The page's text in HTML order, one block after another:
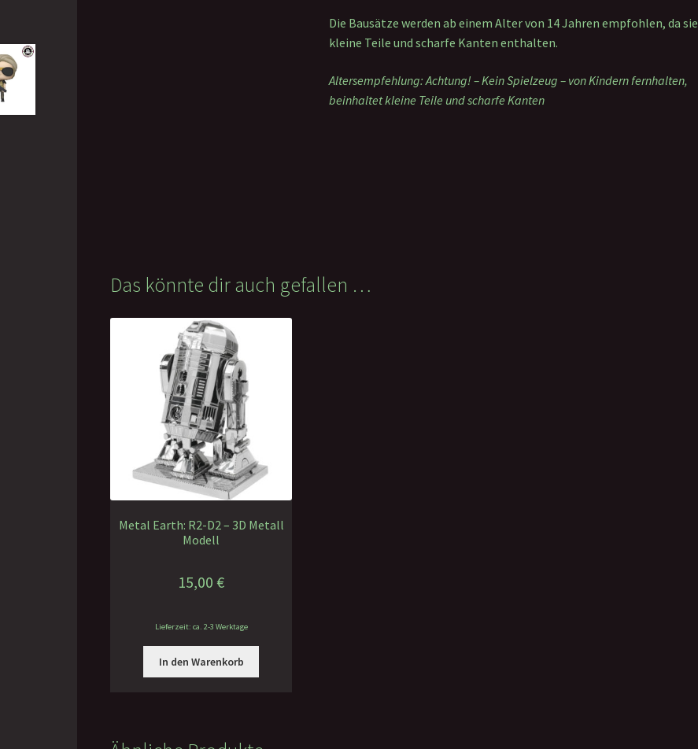
Die Bausätze werden ab einem Alter von 14 Jahren empfohlen, da sie
kleine Teile und scharfe Kanten enthalten.
Altersempfehlung: Achtung! – Kein Spielzeug – von Kindern fernhalten,
beinhaltet kleine Teile und scharfe Kanten
Das könnte dir auch gefallen …
Metal Earth: R2-D2 – 3D Metall
Modell
15,00€
Lieferzeit: ca. 2-3 Werktage
In den Warenkorb